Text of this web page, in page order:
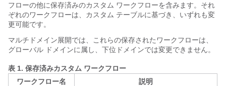
フローの他に保存済みのカスタム ワークフローを含みます。それ
ぞれのワークフローは、カスタム テーブルに基づき、いずれも変
更可能です。
マルチドメイン展開では、これらの保存されたワークフローは、
グローバル ドメインに属し、下位ドメインでは変更できません。
表 1. 保存済みカスタム ワークフロー
ワークフロー名
説明